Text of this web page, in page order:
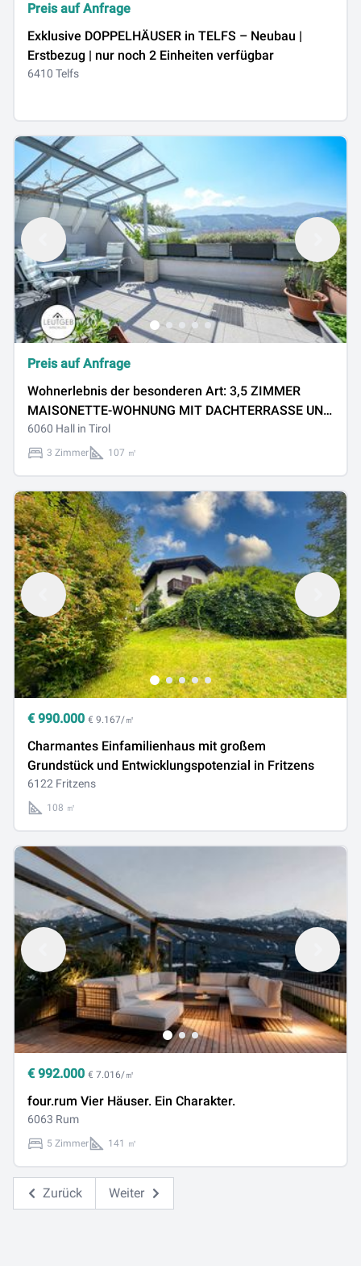
Preis auf Anfrage
Exklusive DOPPELHÄUSER in TELFS – Neubau |
Erstbezug | nur noch 2 Einheiten verfügbar
6410 Telfs
Preis auf Anfrage
Wohnerlebnis der besonderen Art: 3,5 ZIMMER
MAISONETTE-WOHNUNG MIT DACHTERRASSE UND
BALKON
6060 Hall in Tirol
3 Zimmer 107 ㎡
€ 990.000 € 9.167/㎡
Charmantes Einfamilienhaus mit großem
Grundstück und Entwicklungspotenzial in Fritzens
6122 Fritzens
108 ㎡
€ 992.000 € 7.016/㎡
four.rum Vier Häuser. Ein Charakter.
6063 Rum
5 Zimmer 141 ㎡
Zurück Weiter